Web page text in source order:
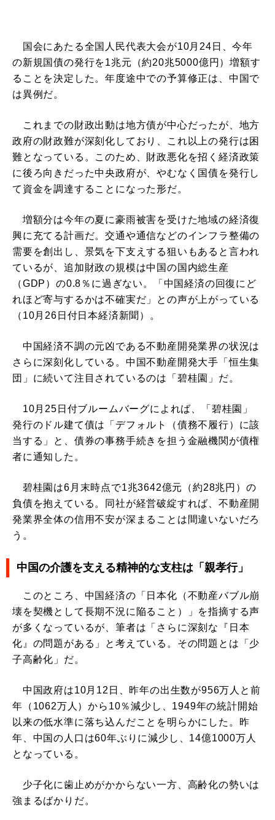
国会にあたる全国人民代表大会が10月24日、今年
の新規国債の発行を1兆元（約20兆5000億円）増額す
ることを決定した。年度途中での予算修正は、中国で
は異例だ。
これまでの財政出動は地方債が中心だったが、地方
政府の財政難が深刻化しており、これ以上の発行は困
難となっている。このため、財政悪化を招く経済政策
に後ろ向きだった中央政府が、やむなく国債を発行し
て資金を調達することになった形だ。
増額分は今年の夏に豪雨被害を受けた地域の経済復
興に充てる計画だ。交通や通信などのインフラ整備の
需要を創出し、景気を下支えする狙いもあると言われ
ているが、追加財政の規模は中国の国内総生産
（GDP）の0.8％に過ぎない。「中国経済の回復にど
れほど寄与するかは不確実だ」との声が上がっている
（10月26日付日本経済新聞）。
中国経済不調の元凶である不動産開発業界の状況は
さらに深刻化している。中国不動産開発大手「恒生集
団」に続いて注目されているのは「碧桂園」だ。
10月25日付ブルームバーグによれば、「碧桂園」
発行のドル建て債は「デフォルト（債務不履行）に該
当する」と、債券の事務手続きを担う金融機関が債権
者に通知した。
碧桂園は6月末時点で1兆3642億元（約28兆円）の
負債を抱えている。同社が経営破綻すれば、不動産開
発業界全体の信用不安が深まることは間違いないだろ
う。
中国の介護を支える精神的な支柱は「親孝行」
このところ、中国経済の「日本化（不動産バブル崩
壊を契機として長期不況に陥ること）」を指摘する声
が多くなっているが、筆者は「さらに深刻な『日本
化』の問題がある」と考えている。その問題とは「少
子高齢化」だ。
中国政府は10月12日、昨年の出生数が956万人と前
年（1062万人）から10％減少し、1949年の統計開始
以来の低水準に落ち込んだことを明らかにした。昨
年、中国の人口は60年ぶりに減少し、14億1000万人
となっている。
少子化に歯止めがかからない一方、高齢化の勢いは
強まるばかりだ。